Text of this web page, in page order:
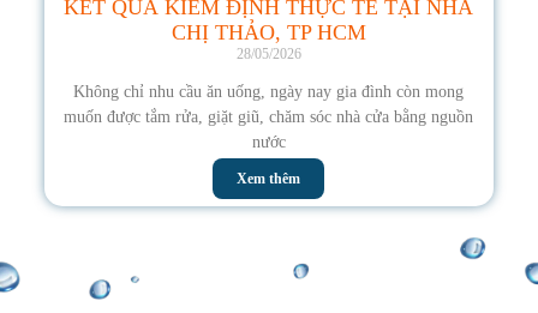
KẾT QUẢ KIỂM ĐỊNH THỰC TẾ TẠI NHÀ
CHỊ THẢO, TP HCM
28/05/2026
Không chỉ nhu cầu ăn uống, ngày nay gia đình còn mong
muốn được tắm rửa, giặt giũ, chăm sóc nhà cửa bằng nguồn
nước
Xem thêm